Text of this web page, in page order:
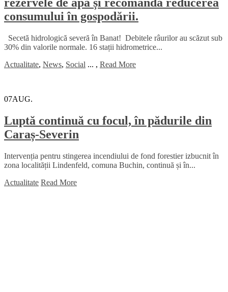
consumului în gospodării.
Secetă hidrologică severă în Banat! Debitele râurilor au scăzut sub
30% din valorile normale. 16 stații hidrometrice...
Actualitate, News, Social ... , Read More
07AUG.
Luptă continuă cu focul, în pădurile din
Caraș-Severin
Intervenția pentru stingerea incendiului de fond forestier izbucnit în
zona localității Lindenfeld, comuna Buchin, continuă și în...
Actualitate Read More